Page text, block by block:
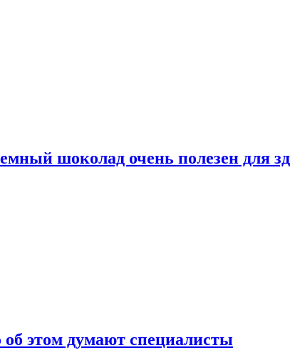
шоколад очень полезен для
этом думают специалисты